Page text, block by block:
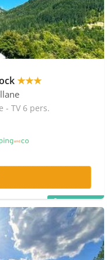
★★★
- TV 6 pers.